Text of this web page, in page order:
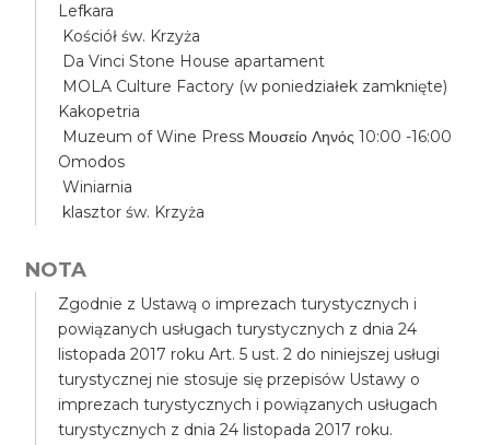
Lefkara
Kościół św. Krzyża
Da Vinci Stone House apartament
MOLA Culture Factory (w poniedziałek zamknięte)
Kakopetria
Muzeum of Wine Press Μουσείο Ληνός 10:00 -16:00
Omodos
Winiarnia
klasztor św. Krzyża
NOTA
Zgodnie z Ustawą o imprezach turystycznych i
powiązanych usługach turystycznych z dnia 24
listopada 2017 roku Art. 5 ust. 2 do niniejszej usługi
turystycznej nie stosuje się przepisów Ustawy o
imprezach turystycznych i powiązanych usługach
turystycznych z dnia 24 listopada 2017 roku.